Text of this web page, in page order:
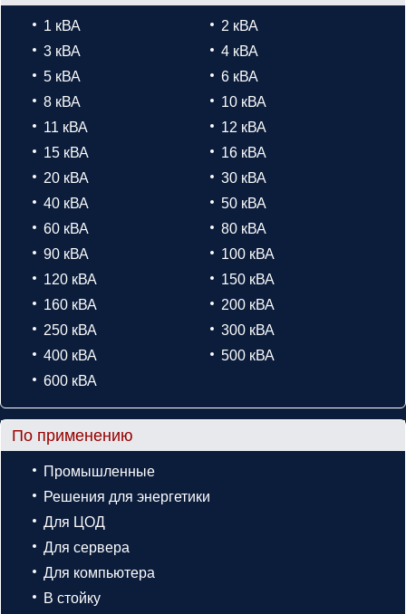
1 кВА
2 кВА
3 кВА
4 кВА
5 кВА
6 кВА
8 кВА
10 кВА
11 кВА
12 кВА
15 кВА
16 кВА
20 кВА
30 кВА
40 кВА
50 кВА
60 кВА
80 кВА
90 кВА
100 кВА
120 кВА
150 кВА
160 кВА
200 кВА
250 кВА
300 кВА
400 кВА
500 кВА
600 кВА
По применению
Промышленные
Решения для энергетики
Для ЦОД
Для сервера
Для компьютера
В стойку